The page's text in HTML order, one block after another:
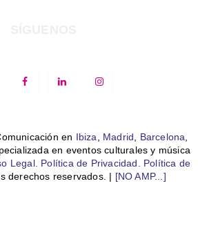
en Ibiza Madrid Barcelona
en eventos culturales y música
Legal. Política de Privacidad.
Política de
derechos reservados. | [NO AMP...]